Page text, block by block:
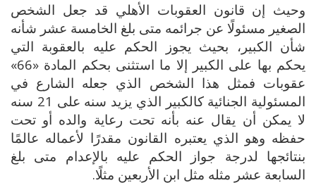
وحيث إن قانون العقوبات الأهلي قد جعل الشخص
الصغير مسئولًا عن جرائمه متى بلغ الخامسة عشر شأنه
شأن الكبير، بحيث يجوز الحكم عليه بالعقوبة التي
يحكم بها على الكبير إلا ما استثنى بحكم المادة «66»
عقوبات فمثل هذا الشخص الذي جعله الشارع في
المسئولية الجنائية كالكبير الذي يزيد سنه على 21 سنه
لا يمكن أن يقال عنه بأنه تحت رعاية والده أو تحت
حفظه وهو الذي يعتبره القانون مقدرًا لأعماله عالمًا
بنتائجها لدرجة جواز الحكم عليه بالإعدام متى بلغ
السابعة عشر مثله مثل ابن الأربعين مثلًا.